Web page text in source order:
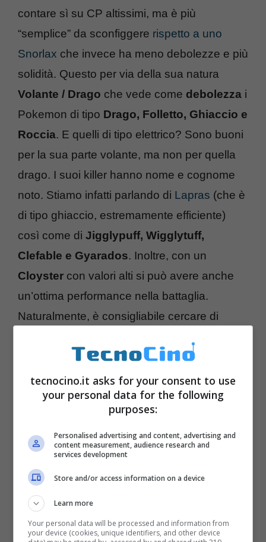
contare sì su CP altissimi, ma è più
“semplice” da sconfiggere rispetto a uno
Snorlax che invece ha meno debolezze e più
solidità. Questo per via della sua natura
Volante / Drago che vede come debolezza i
Pokemon di tipo Drago, Folletto, Ghiaccio e
Roccia. E quelli di tipo elettrico? Sono buoni
per la sua parte volante, ma non per quella
drago. I suoi killer hanno nome e cognome
noto. Stiamo infatti parlando di Lapras (che è
di tipo ghiaccio, estremamente efficiente)
così come di Jigglypuff, Wigglytuff,
Clefable e Gyarados. Inoltre, con un
Cloyster con valori alti si può avere anche
un’ottima performance nella battaglia.
Naturalmente, è consigliabile cercare di
al proprio Pokemon.
tecnocino.it asks for your consent to use
your personal data for the following
purposes:
Personalised advertising and content, advertising and
content measurement, audience research and
services development
Store and/or access information on a device
Learn more
Your personal data will be processed and information from
your device (cookies, unique identifiers, and other device